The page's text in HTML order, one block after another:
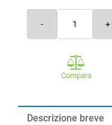
Compara
Descrizione breve